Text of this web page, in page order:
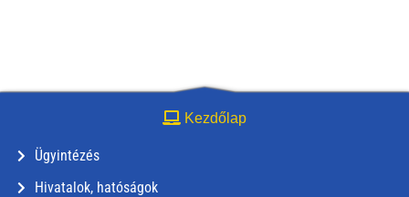
Kezdőlap
Ügyintézés
Hivatalok, hatóságok